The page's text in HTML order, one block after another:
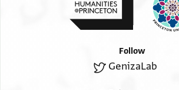
Follow
GenizaLab